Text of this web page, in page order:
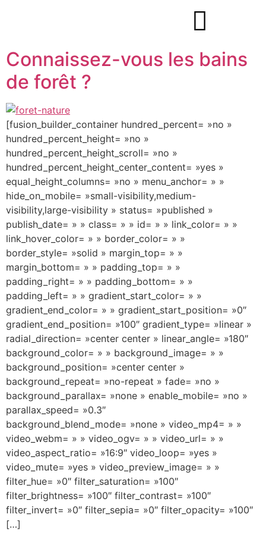
Connaissez-vous les bains
de forêt ?
[fusion_builder_container hundred_percent= »no »
hundred_percent_height= »no »
hundred_percent_height_scroll= »no »
hundred_percent_height_center_content= »yes »
equal_height_columns= »no » menu_anchor= » »
hide_on_mobile= »small-visibility,medium-
visibility,large-visibility » status= »published »
publish_date= » » class= » » id= » » link_color= » »
link_hover_color= » » border_color= » »
border_style= »solid » margin_top= » »
margin_bottom= » » padding_top= » »
padding_right= » » padding_bottom= » »
padding_left= » » gradient_start_color= » »
gradient_end_color= » » gradient_start_position= »0″
gradient_end_position= »100″ gradient_type= »linear »
radial_direction= »center center » linear_angle= »180″
background_color= » » background_image= » »
background_position= »center center »
background_repeat= »no-repeat » fade= »no »
background_parallax= »none » enable_mobile= »no »
parallax_speed= »0.3″
background_blend_mode= »none » video_mp4= » »
video_webm= » » video_ogv= » » video_url= » »
video_aspect_ratio= »16:9″ video_loop= »yes »
video_mute= »yes » video_preview_image= » »
filter_hue= »0″ filter_saturation= »100″
filter_brightness= »100″ filter_contrast= »100″
filter_invert= »0″ filter_sepia= »0″ filter_opacity= »100″
[…]